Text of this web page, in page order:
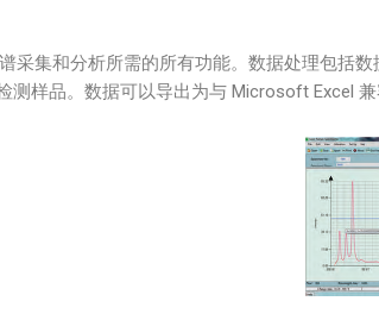
采集和分析所需的所有功能。数据处理包括
测样品。数据可以导出为与 Microsoft Excel 兼